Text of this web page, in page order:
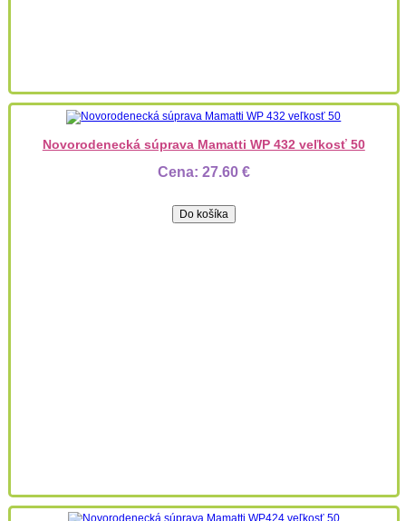
Novorodenecká súprava Mamatti WP 432 veľkosť 50
Cena: 27.60 €